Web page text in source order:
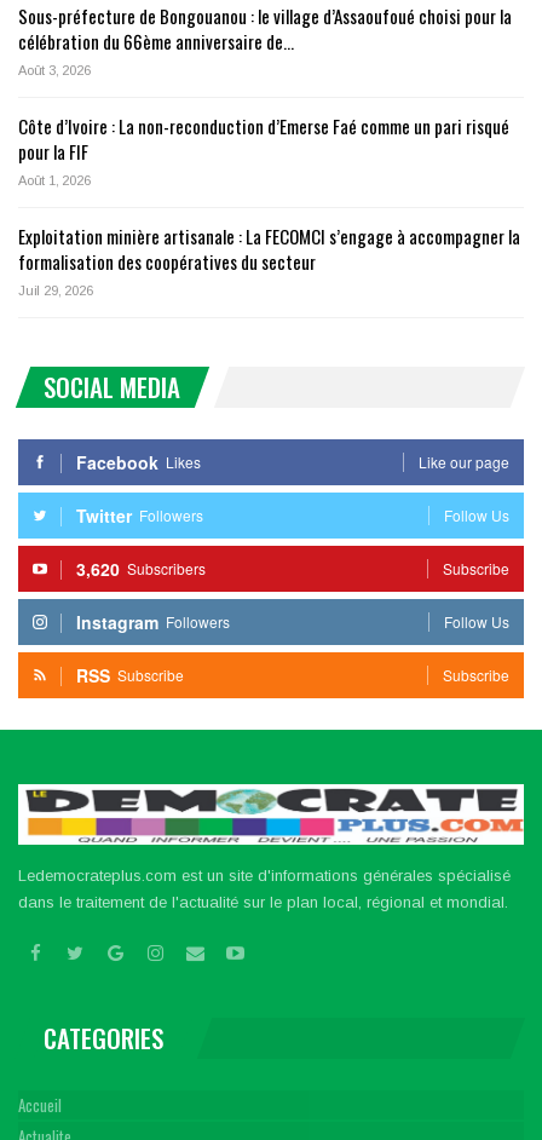
Sous-préfecture de Bongouanou : le village d’Assaoufoué choisi pour la
célébration du 66ème anniversaire de…
Août 3, 2026
Côte d’Ivoire : La non-reconduction d’Emerse Faé comme un pari risqué
pour la FIF
Août 1, 2026
Exploitation minière artisanale : La FECOMCI s’engage à accompagner la
formalisation des coopératives du secteur
Juil 29, 2026
SOCIAL MEDIA
Facebook Likes Like our page
Twitter Followers Follow Us
3,620 Subscribers Subscribe
Instagram Followers Follow Us
RSS Subscribe Subscribe
Ledemocrateplus.com est un site d'informations générales spécialisé
dans le traitement de l'actualité sur le plan local, régional et mondial.
CATEGORIES
Accueil